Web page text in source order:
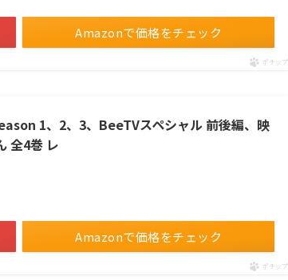
Amazonで価格をチェック
ポチップ
1、2、3、BeeTVスペシャル 前後編、映
全4巻 レ
Amazonで価格をチェック
ポチップ